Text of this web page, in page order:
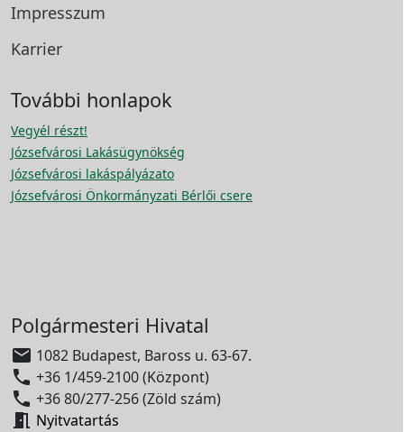
Impresszum
Karrier
További honlapok
Vegyél részt!
Józsefvárosi Lakásügynökség
Józsefvárosi lakáspályázato
Józsefvárosi Önkormányzati Bérlői csere
Polgármesteri Hivatal
 1082 Budapest, Baross u. 63-67.
 +36 1/459-2100 (Központ)
 +36 80/277-256 (Zöld szám)
 Nyitvatartás